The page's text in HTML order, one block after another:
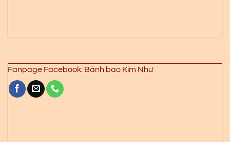
Fanpage Facebook: Bánh bao Kim Như